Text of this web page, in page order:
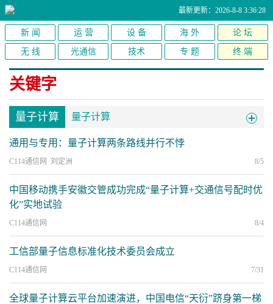
最新更新：2026-8-8 3:36:28
新 闻 运 营 设 备 海 外 论 坛
无 线 光通信 技术 专 题 终 端
关键字
量子计算 量子计算
通用与专用：量子计算两条路线并行不悖
C114通信网 刘定洲 8/5
中国移动携手安徽交管成功完成“量子计算+交通信号配时优
化”实地试验
C114通信网 8/4
工信部量子信息标准化技术委员会成立
C114通信网 7/31
全球量子计算云平台加速演进，中国电信“天衍”跻身第一梯